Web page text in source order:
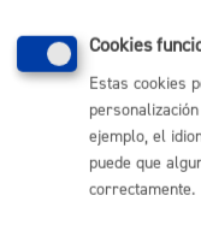
La Junta de
Comisión
periodicamente
solicitudes)
Cookies
Estas cookies
ejemplo, el
puede que
correctamente.